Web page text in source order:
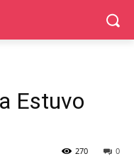
Estuvo
0
270